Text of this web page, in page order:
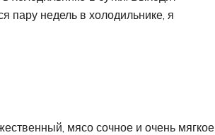
пару недель в холодильнике, я
мясо сочное и очень мягкое